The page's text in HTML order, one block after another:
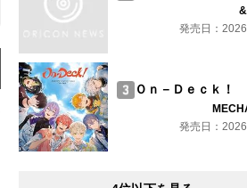
発売日：
Ｏｎ－Ｄｅｃｋ！
発売日：